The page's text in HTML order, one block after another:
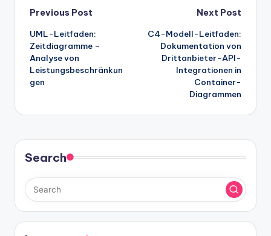
Post
navigation
Previous Post
UML-Leitfaden:
Zeitdiagramme –
Analyse von
Leistungsbeschränkun
gen
Next Post
C4-Modell-Leitfaden:
Dokumentation von
Drittanbieter-API-
Integrationen in
Container-
Diagrammen
Search